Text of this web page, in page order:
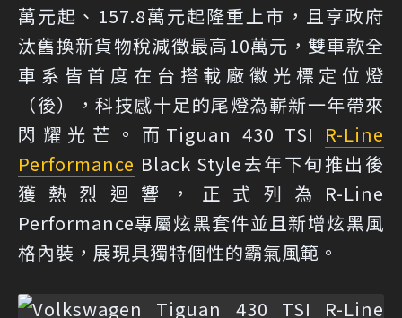
萬元起、157.8萬元起隆重上市，且享政府
汰舊換新貨物稅減徵最高10萬元，雙車款全
車系皆首度在台搭載廠徽光標定位燈
（後），科技感十足的尾燈為嶄新一年帶來
閃耀光芒。而Tiguan 430 TSI R-Line
Performance Black Style去年下旬推出後
獲熱烈迴響，正式列為R-Line
Performance專屬炫黑套件並且新增炫黑風
格內裝，展現具獨特個性的霸氣風範。